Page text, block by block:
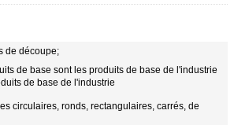
de découpe;
de base sont les produits de base de l'industrie
de base de l'industrie
circulaires, ronds, rectangulaires, carrés, de